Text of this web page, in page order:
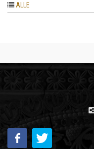
ALLE